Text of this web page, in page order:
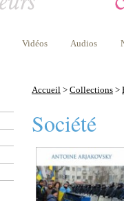
Vidéos Audios
Accueil > Collections >
Société